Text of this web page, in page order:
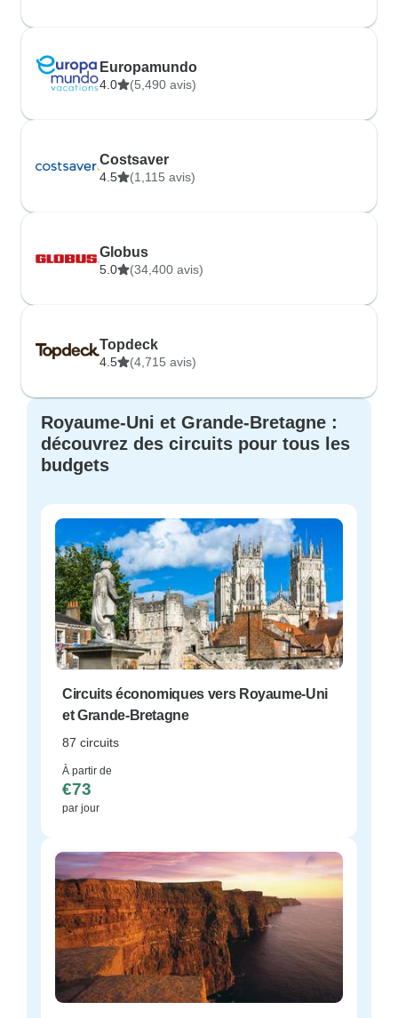
Europamundo
4.0 (5,490 avis)
Costsaver
4.5 (1,115 avis)
Globus
5.0 (34,400 avis)
Topdeck
4.5 (4,715 avis)
Royaume-Uni et Grande-Bretagne :
découvrez des circuits pour tous les
budgets
Circuits économiques vers Royaume-Uni
et Grande-Bretagne
87 circuits
À partir de
€73
par jour